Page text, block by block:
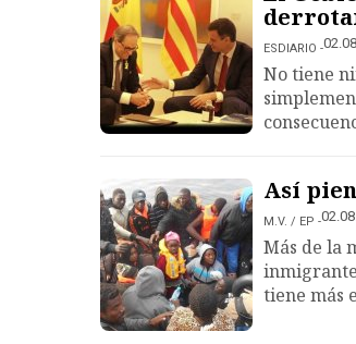
ESDIARIO
No tiene
Así
M.V. / EP
Más de la
tiene más